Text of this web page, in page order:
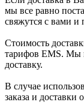
мы все равно
свяжутся с вами и
Стоимость
тарифов ЕМS. Мы
доставку.
В случае
заказа и доставки